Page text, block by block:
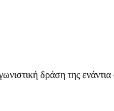
δράση της ενάντια